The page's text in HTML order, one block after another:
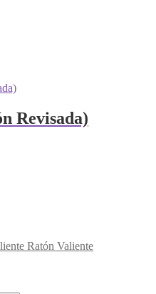
Revisada)
Ratón Valiente